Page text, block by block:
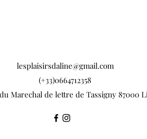
lesplaisirsdaline@gmail.com
(+33)0664712358
Marechal de lettre de Tassigny 87000